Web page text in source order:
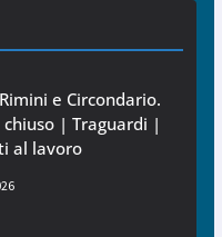
e Circondario.
chiuso | Traguardi |
al lavoro